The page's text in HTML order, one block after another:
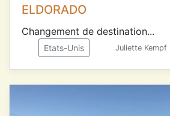
ELDORADO
Changement de destination...
Etats-Unis Juliette